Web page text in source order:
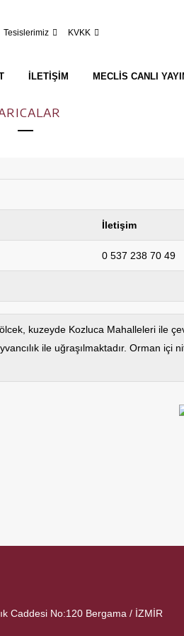
Tesislerimiz KVKK
İLETIŞIM MECLIS CANLI
İletişim
0 537 238 70 49
kuzeyde Kozluca Mahalleleri ile
ile uğraşılmaktadır. Orman içi
Caddesi No:120 Bergama / İZMİR